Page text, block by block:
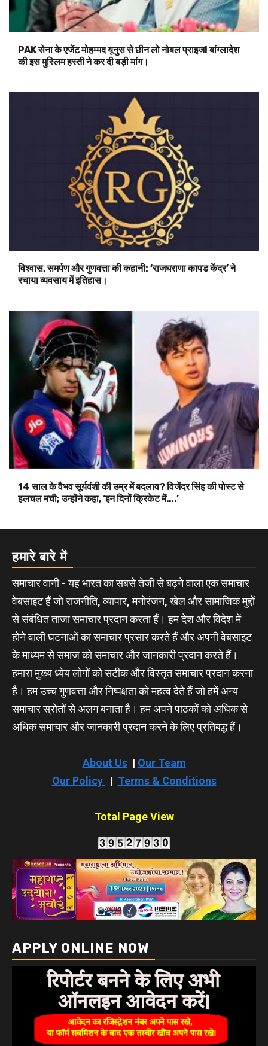
PAK सेना के एजेंट मोहम्मद यूनुस से छीन लो नोबल प्राइज! बांग्लादेश
की इस मुस्लिम हस्ती ने कर दी बड़ी मांग।
विश्वास, समर्पण और गुणवत्ता की कहानी: ‘राजघराणा कापड केंद्र’ ने
रचाया व्यवसाय में इतिहास।
14 साल के वैभव सूर्यवंशी की उम्र में बदलाव? विजेंदर सिंह की पोस्ट से
हलचल मची; उन्होंने कहा, ‘इन दिनों क्रिकेट में….’
हमारे बारे में
समाचार वानी - यह भारत का सबसे तेजी से बढ़ने वाला एक समाचार
वेबसाइट हैं जो राजनीति, व्यापार, मनोरंजन, खेल और सामाजिक मुद्दों
से संबंधित ताजा समाचार प्रदान करता हैं। हम देश और विदेश में
होने वाली घटनाओं का समाचार प्रसार करते हैं और अपनी वेबसाइट
के माध्यम से समाज को समाचार और जानकारी प्रदान करते हैं।
हमारा मुख्य ध्येय लोगों को सटीक और विस्तृत समाचार प्रदान करना
है। हम उच्च गुणवत्ता और निष्पक्षता को महत्व देते हैं जो हमें अन्य
समाचार स्रोतों से अलग बनाता है। हम अपने पाठकों को अधिक से
अधिक समाचार और जानकारी प्रदान करने के लिए प्रतिबद्ध हैं।
About Us| Our Team
Our Policy
| Terms & Conditions
Total Page View
APPLY ONLINE NOW